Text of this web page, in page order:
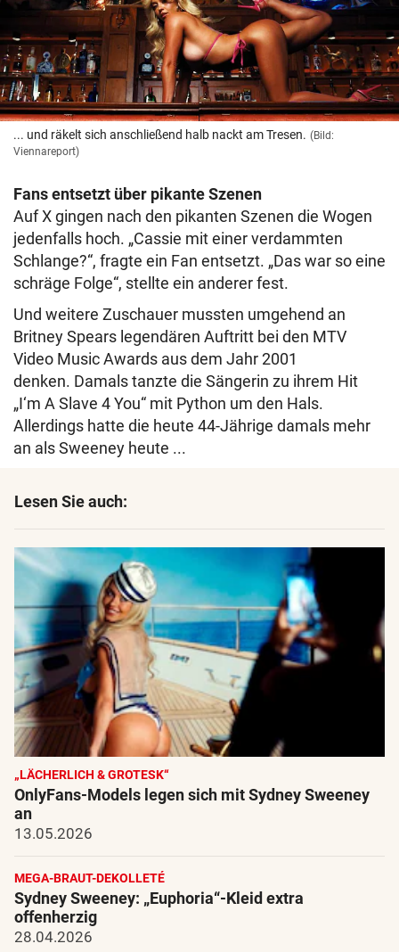
... und räkelt sich anschließend halb nackt am Tresen. (Bild:
Viennareport)
Fans entsetzt über pikante Szenen
Auf X gingen nach den pikanten Szenen die Wogen
jedenfalls hoch. „Cassie mit einer verdammten
Schlange?“, fragte ein Fan entsetzt. „Das war so eine
schräge Folge“, stellte ein anderer fest.
Und weitere Zuschauer mussten umgehend an
Britney Spears legendären Auftritt bei den MTV
Video Music Awards aus dem Jahr 2001
denken. Damals tanzte die Sängerin zu ihrem Hit
„I‘m A Slave 4 You“ mit Python um den Hals.
Allerdings hatte die heute 44-Jährige damals mehr
an als Sweeney heute ...
Lesen Sie auch:
„LÄCHERLICH & GROTESK“
OnlyFans-Models legen sich mit Sydney Sweeney
an
13.05.2026
MEGA-BRAUT-DEKOLLETÉ
Sydney Sweeney: „Euphoria“-Kleid extra
offenherzig
28.04.2026